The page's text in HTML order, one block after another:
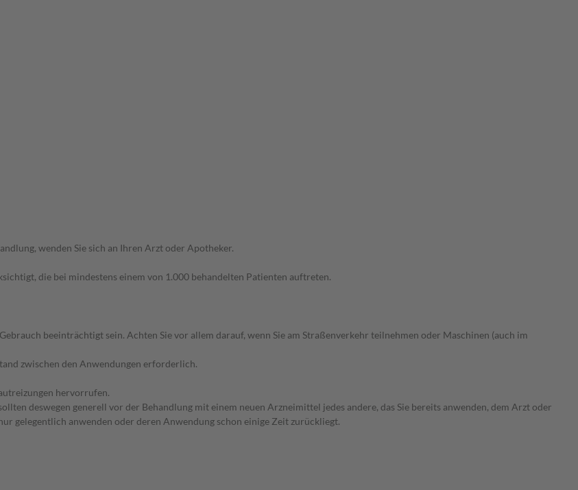
wenden Sie sich an Ihren Arzt oder Apotheker.
die bei mindestens einem von 1.000 behandelten Patienten auftreten.
beeinträchtigt sein. Achten Sie vor allem darauf, wenn Sie am Straßenverkehr teilnehmen oder Maschinen (auch im
zwischen den Anwendungen erforderlich.
hervorrufen.
deswegen generell vor der Behandlung mit einem neuen Arzneimittel jedes andere, das Sie bereits anwenden, dem Arzt oder
gelegentlich anwenden oder deren Anwendung schon einige Zeit zurückliegt.